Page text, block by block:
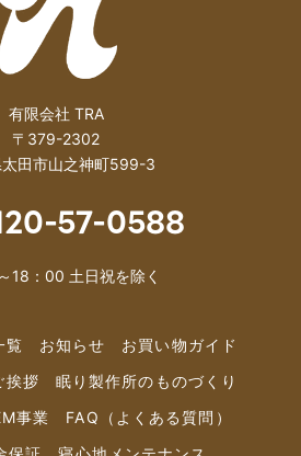
有限会社 TRA
〒379-2302
田市山之神町599-3
57-0588
18：00 土日祝を除く
覧 お知らせ
お買い物ガイド
挨拶
眠り製作所のものづくり
事業
FAQ（よくある質問）